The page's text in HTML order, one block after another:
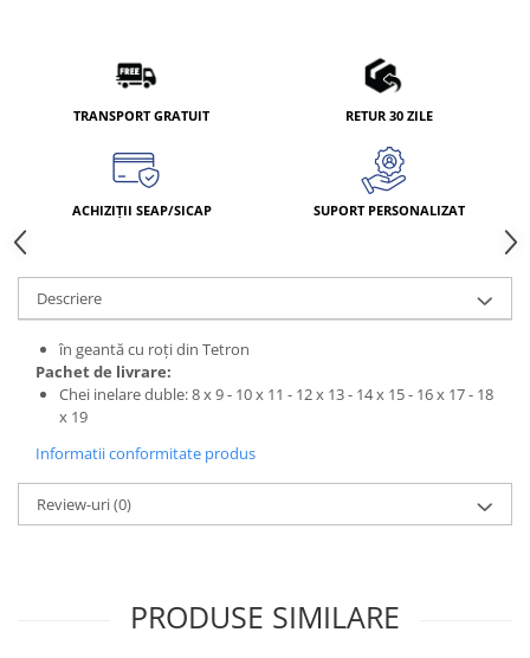
TRANSPORT GRATUIT RETUR 30 ZILE
ACHIZIȚII SEAP/SICAP SUPORT PERSONALIZAT
Descriere
în geantă cu roţi din Tetron
Pachet de livrare:
Chei inelare duble: 8 x 9 - 10 x 11 - 12 x 13 - 14 x 15 - 16 x 17 - 18
x 19
Informatii conformitate produs
Review-uri(0)
PRODUSE SIMILARE